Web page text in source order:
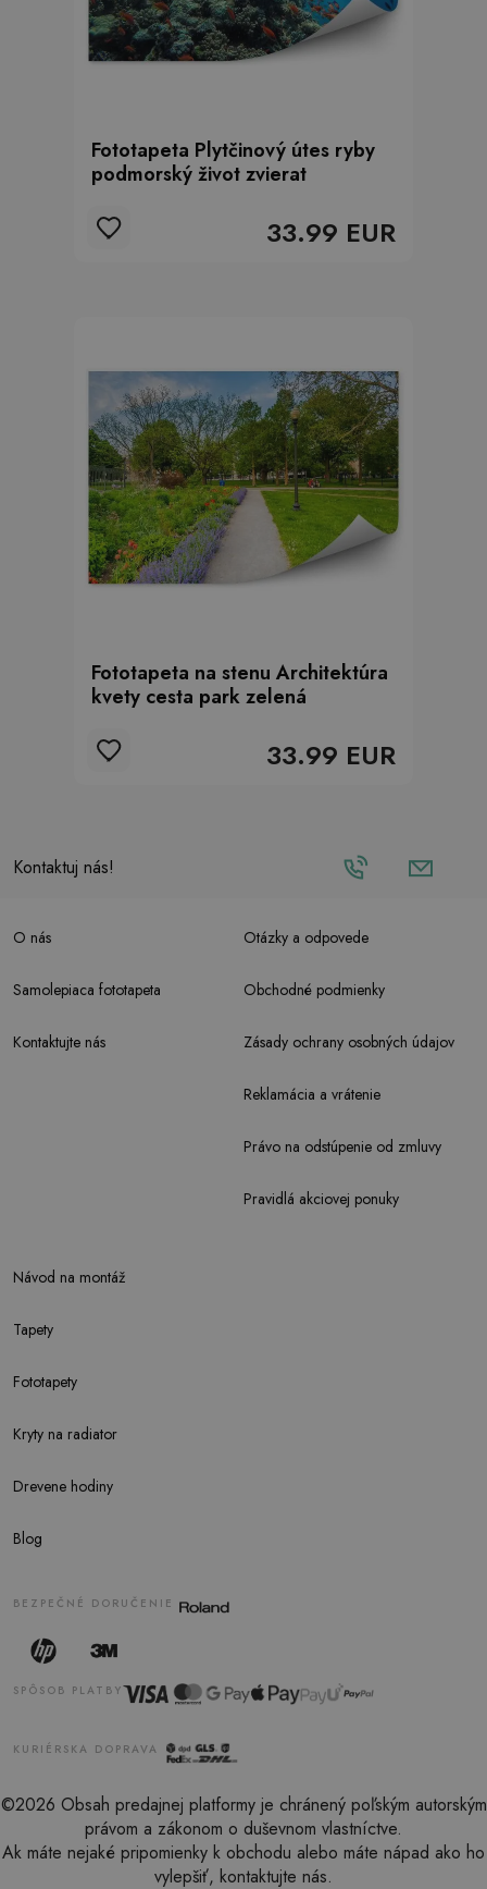
Fototapeta Plytčinový útes ryby
podmorský život zvierat
33.99 EUR
Fototapeta na stenu Architektúra
kvety cesta park zelená
33.99 EUR
Kontaktuj nás!
O nás
Samolepiaca fototapeta
Kontaktujte nás
Návod na montáž
Tapety
Fototapety
Kryty na radiator
Drevene hodiny
Blog
Otázky a odpovede
Obchodné podmienky
Zásady ochrany osobných údajov
Reklamácia a vrátenie
Právo na odstúpenie od zmluvy
Pravidlá akciovej ponuky
BEZPEČNÉ DORUČENIE
KURIÉRSKA DOPRAVA
SPÔSOB PLATBY
©2026 Obsah predajnej platformy je chránený poľským autorským
právom a zákonom o duševnom vlastníctve.
Ak máte nejaké pripomienky k obchodu alebo máte nápad ako ho
vylepšiť, kontaktujte nás.